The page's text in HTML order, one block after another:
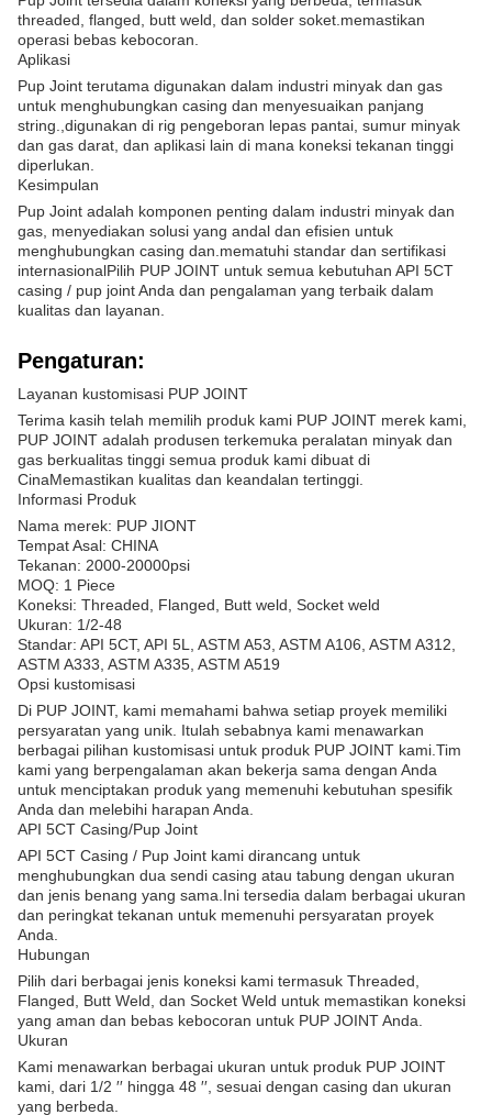
threaded, flanged, butt weld, dan solder soket.memastikan
operasi bebas kebocoran.
Aplikasi
Pup Joint terutama digunakan dalam industri minyak dan gas
untuk menghubungkan casing dan menyesuaikan panjang
string.,digunakan di rig pengeboran lepas pantai, sumur minyak
dan gas darat, dan aplikasi lain di mana koneksi tekanan tinggi
diperlukan.
Kesimpulan
Pup Joint adalah komponen penting dalam industri minyak dan
gas, menyediakan solusi yang andal dan efisien untuk
menghubungkan casing dan.mematuhi standar dan sertifikasi
internasionalPilih PUP JOINT untuk semua kebutuhan API 5CT
casing / pup joint Anda dan pengalaman yang terbaik dalam
kualitas dan layanan.
Pengaturan:
Layanan kustomisasi PUP JOINT
Terima kasih telah memilih produk kami PUP JOINT merek kami,
PUP JOINT adalah produsen terkemuka peralatan minyak dan
gas berkualitas tinggi semua produk kami dibuat di
CinaMemastikan kualitas dan keandalan tertinggi.
Informasi Produk
Nama merek: PUP JIONT
Tempat Asal: CHINA
Tekanan: 2000-20000psi
MOQ: 1 Piece
Koneksi: Threaded, Flanged, Butt weld, Socket weld
Ukuran: 1/2-48
Standar: API 5CT, API 5L, ASTM A53, ASTM A106, ASTM A312,
ASTM A333, ASTM A335, ASTM A519
Opsi kustomisasi
Di PUP JOINT, kami memahami bahwa setiap proyek memiliki
persyaratan yang unik. Itulah sebabnya kami menawarkan
berbagai pilihan kustomisasi untuk produk PUP JOINT kami.Tim
kami yang berpengalaman akan bekerja sama dengan Anda
untuk menciptakan produk yang memenuhi kebutuhan spesifik
Anda dan melebihi harapan Anda.
API 5CT Casing/Pup Joint
API 5CT Casing / Pup Joint kami dirancang untuk
menghubungkan dua sendi casing atau tabung dengan ukuran
dan jenis benang yang sama.Ini tersedia dalam berbagai ukuran
dan peringkat tekanan untuk memenuhi persyaratan proyek
Anda.
Hubungan
Pilih dari berbagai jenis koneksi kami termasuk Threaded,
Flanged, Butt Weld, dan Socket Weld untuk memastikan koneksi
yang aman dan bebas kebocoran untuk PUP JOINT Anda.
Ukuran
Kami menawarkan berbagai ukuran untuk produk PUP JOINT
kami, dari 1/2 ′′ hingga 48 ′′, sesuai dengan casing dan ukuran
yang berbeda.